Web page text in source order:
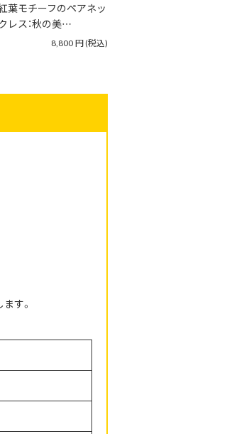
葉モチーフのペアネッ
レス：秋の美…
8,800円(税込)
す。